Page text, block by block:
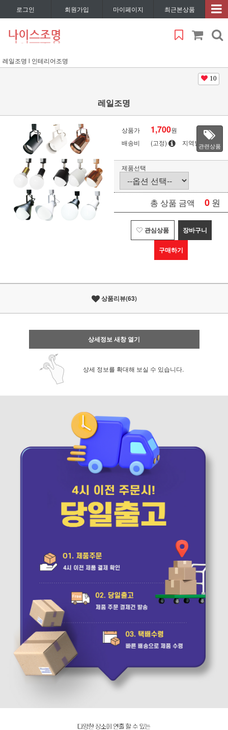
로그인 회원가입 마이페이지 최근본상품
레일조명 l 인테리어조명
10
레일조명
상품가 1,700원
배송비
(고정) 지역별관련상품
제품선택
총 상품 금액 0 원
관심상품 장바구니
구매하기
상품리뷰(63)
상세정보 새창 열기
상세 정보를 확대해 보실 수 있습니다.